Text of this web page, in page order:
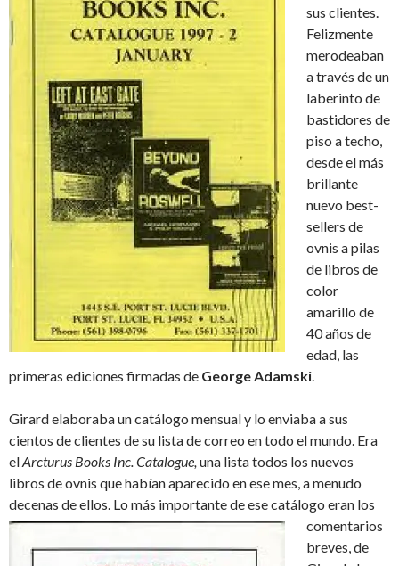
sus clientes.
Felizmente
merodeaban
a través de un
laberinto de
bastidores de
piso a techo,
desde el más
brillante
nuevo best-
sellers de
ovnis a pilas
de libros de
color
amarillo de
40 años de
edad, las
primeras ediciones firmadas de George Adamski.
Girard elaboraba un catálogo mensual y lo enviaba a sus
cientos de clientes de su lista de correo en todo el mundo. Era
elArcturus Books Inc. Catalogue, una lista todos los nuevos
libros de ovnis que habían aparecido en ese mes, a menudo
decenas de ellos. Lo más importante de ese catálogo eran los
comentarios
breves, de